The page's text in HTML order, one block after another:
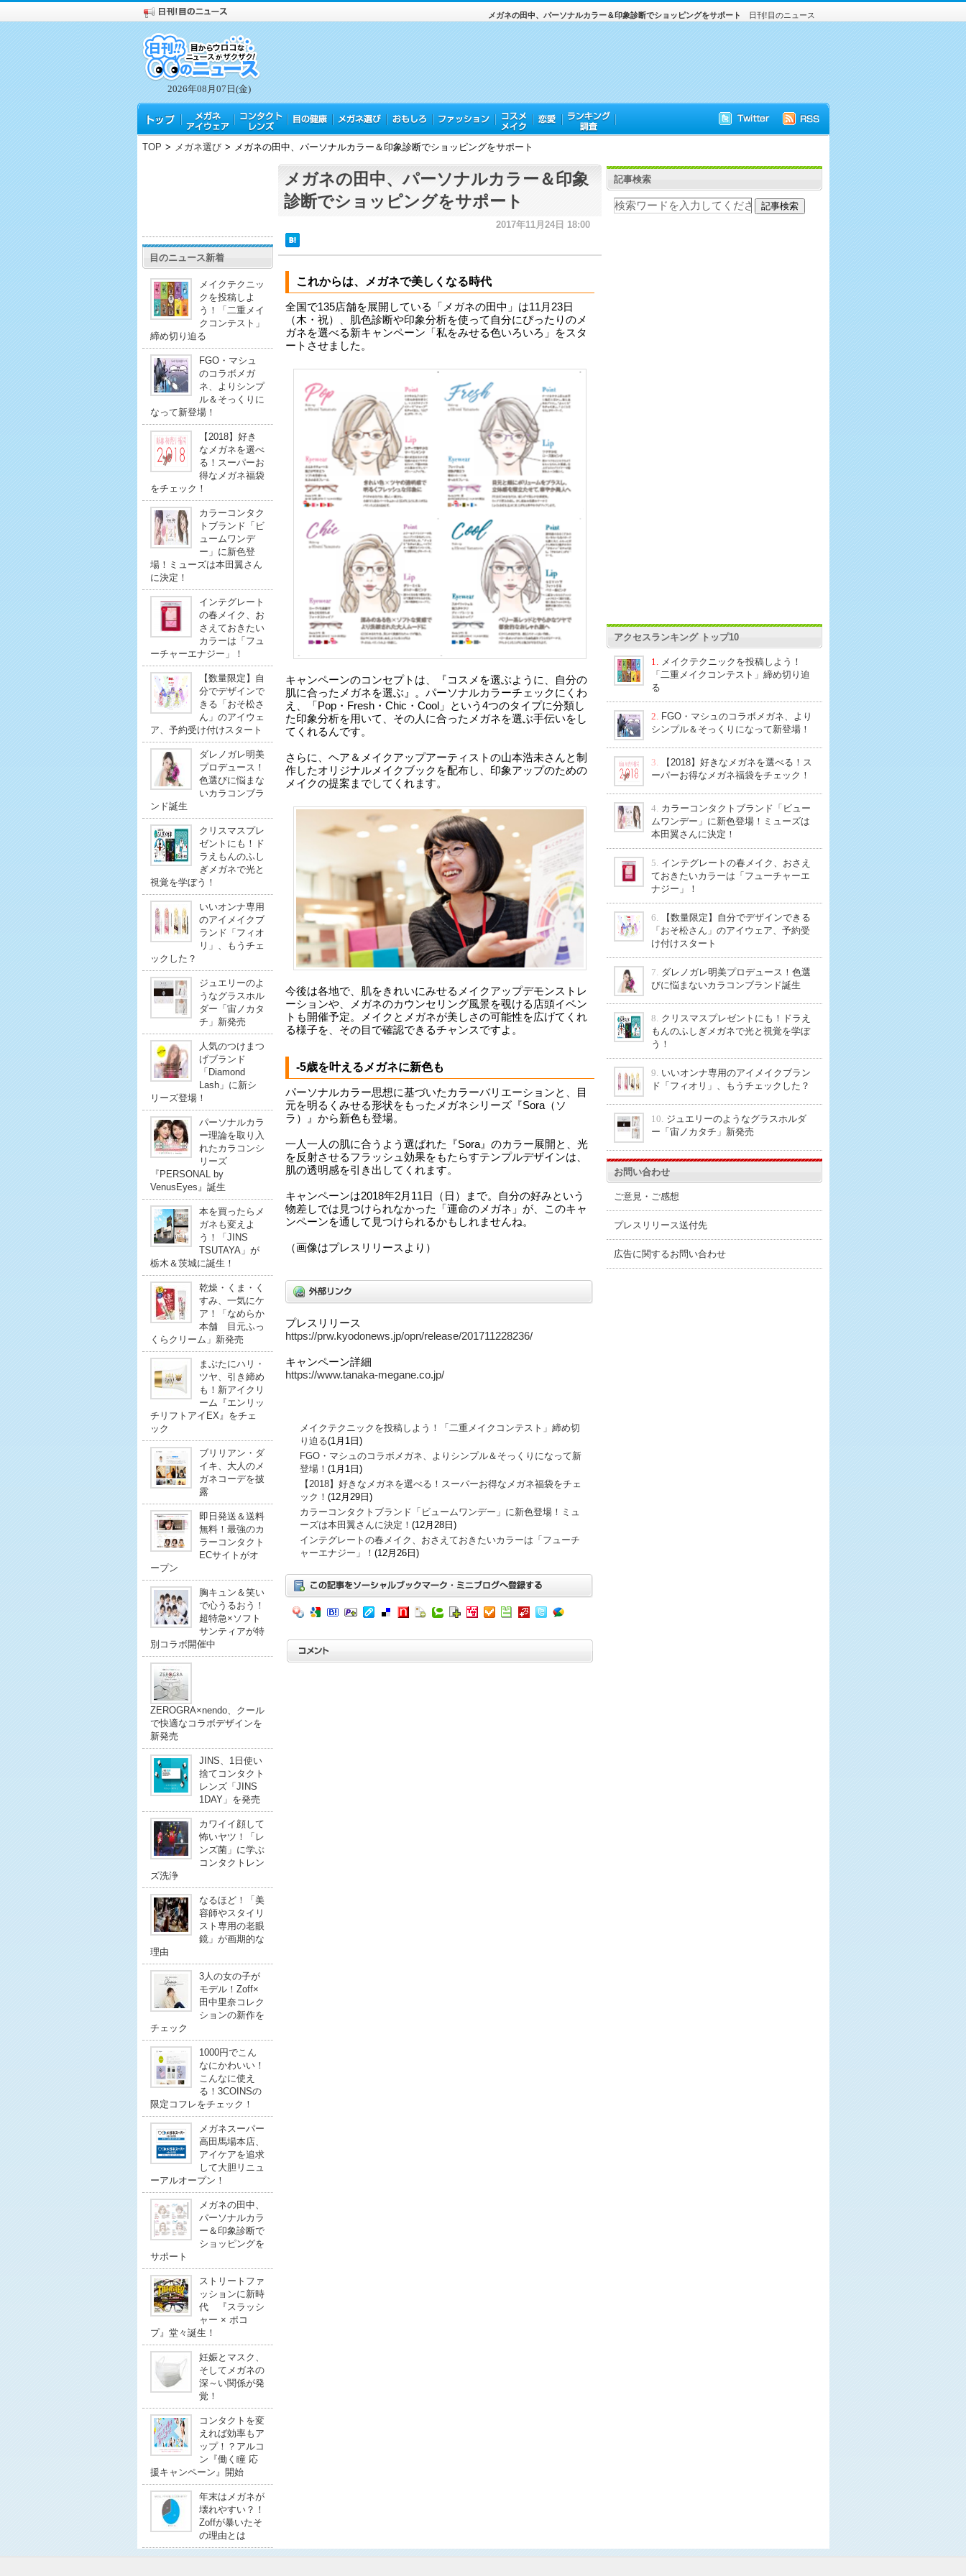
2026年08月07日(金)
日刊!目のニュース
メガネの田中、パーソナルカラー＆印象診断でショッピングをサポート
TOP > メガネ選び > メガネの田中、パーソナルカラー＆印象診断でショッピングをサポート
目のニュース新着
メイクテクニッ
クを投稿しよ
う！「二重メイ
クコンテスト」
締め切り迫る
FGO・マシュ
のコラボメガ
ネ、よりシンプ
ル＆そっくりに
なって新登場！
【2018】好き
なメガネを選べ
る！スーパーお
得なメガネ福袋
をチェック！
カラーコンタク
トブランド「ビ
ュームワンデ
ー」に新色登
場！ミューズは本田翼さん
に決定！
インテグレート
の春メイク、お
さえておきたい
カラーは「フュ
ーチャーエナジー」！
【数量限定】自
分でデザインで
きる「おそ松さ
ん」のアイウェ
ア、予約受け付けスタート
ダレノガレ明美
プロデュース！
色選びに悩まな
いカラコンブラ
ンド誕生
クリスマスプレ
ゼントにも！ド
ラえもんのふし
ぎメガネで光と
視覚を学ぼう！
いいオンナ専用
のアイメイクブ
ランド「フィオ
リ」、もうチェ
ックした？
ジュエリーのよ
うなグラスホル
ダー「宙ノカタ
チ」新発売
人気のつけまつ
げブランド
「Diamond
Lash」に新シ
リーズ登場！
パーソナルカラ
ー理論を取り入
れたカラコンシ
リーズ
『PERSONAL by
VenusEyes』誕生
本を買ったらメ
ガネも変えよ
う！「JINS
TSUTAYA」が
栃木＆茨城に誕生！
乾燥・くま・く
すみ、一気にケ
ア！「なめらか
本舗 目元ふっ
くらクリーム」新発売
まぶたにハリ・
ツヤ、引き締め
も！新アイクリ
ーム『エンリッ
チリフトアイEX』をチェ
ック
ブリリアン・ダ
イキ、大人のメ
ガネコーデを披
露
即日発送＆送料
無料！最強のカ
ラーコンタクト
ECサイトがオ
ープン
胸キュン＆笑い
で心うるおう！
超特急×ソフト
サンティアが特
別コラボ開催中
ZEROGRA×nendo、クール
で快適なコラボデザインを
新発売
JINS、1日使い
捨てコンタクト
レンズ「JINS
1DAY」を発売
カワイイ顔して
怖いヤツ！「レ
ンズ菌」に学ぶ
コンタクトレン
ズ洗浄
なるほど！「美
容師やスタイリ
スト専用の老眼
鏡」が画期的な
理由
3人の女の子が
モデル！Zoff×
田中里奈コレク
ションの新作を
チェック
1000円でこん
なにかわいい！
こんなに使え
る！3COINSの
限定コフレをチェック！
メガネスーパー
高田馬場本店、
アイケアを追求
して大胆リニュ
ーアルオープン！
メガネの田中、
パーソナルカラ
ー＆印象診断で
ショッピングを
サポート
ストリートファ
ッションに新時
代 『スラッシ
ャー × ポコ
プ』堂々誕生！
妊娠とマスク、
そしてメガネの
深～い関係が発
覚！
コンタクトを変
えれば効率もア
ップ！？アルコ
ン『働く瞳 応
援キャンペーン』開始
年末はメガネが
壊れやすい？！
Zoffが暴いたそ
の理由とは
メガネの田中、パーソナルカラー＆印象
診断でショッピングをサポート
2017年11月24日 18:00
これからは、メガネで美しくなる時代
全国で135店舗を展開している「メガネの田中」は11月23日
（木・祝）、肌色診断や印象分析を使って自分にぴったりのメ
ガネを選べる新キャンペーン「私をみせる色いろいろ」をスタ
ートさせました。
キャンペーンのコンセプトは、『コスメを選ぶように、自分の
肌に合ったメガネを選ぶ』。パーソナルカラーチェックにくわ
え、「Pop・Fresh・Chic・Cool」という4つのタイプに分類し
た印象分析を用いて、その人に合ったメガネを選ぶ手伝いをし
てくれるんです。
さらに、ヘア＆メイクアップアーティストの山本浩未さんと制
作したオリジナルメイクブックを配布し、印象アップのための
メイクの提案までしてくれます。
今後は各地で、肌をきれいにみせるメイクアップデモンストレ
ーションや、メガネのカウンセリング風景を覗ける店頭イベン
トも開催予定。メイクとメガネが美しさの可能性を広げてくれ
る様子を、その目で確認できるチャンスですよ。
-5歳を叶えるメガネに新色も
パーソナルカラー思想に基づいたカラーバリエーションと、目
元を明るくみせる形状をもったメガネシリーズ『Sora（ソ
ラ）』から新色も登場。
一人一人の肌に合うよう選ばれた『Sora』のカラー展開と、光
を反射させるフラッシュ効果をもたらすテンプルデザインは、
肌の透明感を引き出してくれます。
キャンペーンは2018年2月11日（日）まで。自分の好みという
物差しでは見つけられなかった「運命のメガネ」が、このキャ
ンペーンを通して見つけられるかもしれませんね。
（画像はプレスリリースより）
プレスリリース
https://prw.kyodonews.jp/opn/release/201711228236/
キャンペーン詳細
https://www.tanaka-megane.co.jp/
メイクテクニックを投稿しよう！「二重メイクコンテスト」締め切
り迫る(1月1日)
FGO・マシュのコラボメガネ、よりシンプル＆そっくりになって新
登場！ (1月1日)
【2018】好きなメガネを選べる！スーパーお得なメガネ福袋をチェ
ック！ (12月29日)
カラーコンタクトブランド「ビュームワンデー」に新色登場！ミュ
ーズは本田翼さんに決定！ (12月28日)
インテグレートの春メイク、おさえておきたいカラーは「フューチ
ャーエナジー」！ (12月26日)
記事検索
アクセスランキング トップ10
1.
メイクテクニックを投稿しよう！
「二重メイクコンテスト」締め切り迫
る
2. FGO・マシュのコラボメガネ、より
シンプル＆そっくりになって新登場！
3.
【2018】好きなメガネを選べる！ス
ーパーお得なメガネ福袋をチェック！
4. カラーコンタクトブランド「ビュー
ムワンデー」に新色登場！ミューズは
本田翼さんに決定！
5. インテグレートの春メイク、おさえ
ておきたいカラーは「フューチャーエ
ナジー」！
6.
【数量限定】自分でデザインできる
「おそ松さん」のアイウェア、予約受
け付けスタート
7. ダレノガレ明美プロデュース！色選
びに悩まないカラコンブランド誕生
8. クリスマスプレゼントにも！ドラえ
もんのふしぎメガネで光と視覚を学ぼ
う！
9. いいオンナ専用のアイメイクブラン
ド「フィオリ」、もうチェックした？
10. ジュエリーのようなグラスホルダ
ー「宙ノカタチ」新発売
お問い合わせ
ご意見・ご感想
プレスリリース送付先
広告に関するお問い合わせ